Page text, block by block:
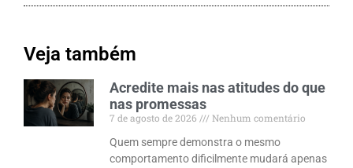
Veja também
Acredite mais nas atitudes do que
nas promessas
7 de agosto de 2026
Nenhum comentário
Quem sempre demonstra o mesmo
comportamento dificilmente mudará apenas